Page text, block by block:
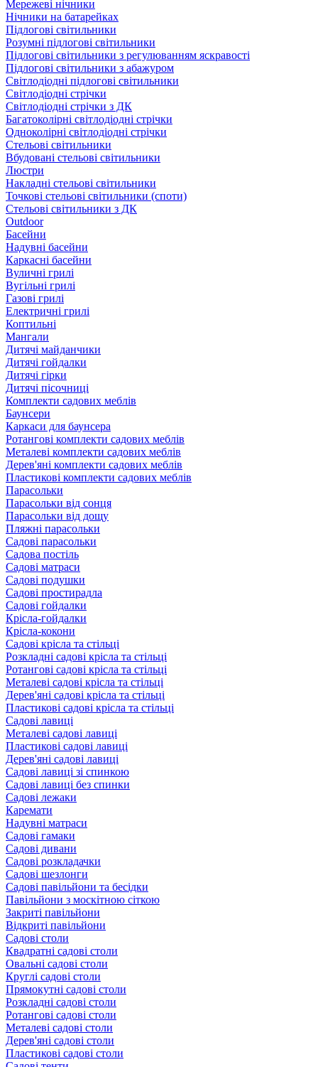
Мережеві нічники
Нічники на батарейках
Підлогові світильники
Розумні підлогові світильники
Підлогові світильники з регулюванням яскравості
Підлогові світильники з абажуром
Світлодіодні підлогові світильники
Світлодіодні стрічки
Світлодіодні стрічки з ДК
Багатоколірні світлодіодні стрічки
Одноколірні світлодіодні стрічки
Стельові світильники
Вбудовані стельові світильники
Люстри
Накладні стельові світильники
Точкові стельові світильники (споти)
Стельові світильники з ДК
Outdoor
Басейни
Надувні басейни
Каркасні басейни
Вуличні грилі
Вугільні грилі
Газові грилі
Електричні грилі
Коптильні
Мангали
Дитячі майданчики
Дитячі гойдалки
Дитячі гірки
Дитячі пісочниці
Комплекти садових меблів
Баунсери
Каркаси для баунсера
Ротангові комплекти садових меблів
Металеві комплекти садових меблів
Дерев'яні комплекти садових меблів
Пластикові комплекти садових меблів
Парасольки
Парасольки від сонця
Парасольки від дощу
Пляжні парасольки
Садові парасольки
Садова постіль
Садові матраси
Садові подушки
Садові простирадла
Садові гойдалки
Крісла-гойдалки
Крісла-кокони
Садові крісла та стільці
Розкладні садові крісла та стільці
Ротангові садові крісла та стільці
Металеві садові крісла та стільці
Дерев'яні садові крісла та стільці
Пластикові садові крісла та стільці
Садові лавиці
Металеві садові лавиці
Пластикові садові лавиці
Дерев'яні садові лавиці
Садові лавиці зі спинкою
Садові лавиці без спинки
Садові лежаки
Каремати
Надувні матраси
Садові гамаки
Садові дивани
Садові розкладачки
Садові шезлонги
Садові павільйони та бесідки
Павільйони з москітною сіткою
Закриті павільйони
Відкриті павільйони
Садові столи
Квадратні садові столи
Овальні садові столи
Круглі садові столи
Прямокутні садові столи
Розкладні садові столи
Ротангові садові столи
Металеві садові столи
Дерев'яні садові столи
Пластикові садові столи